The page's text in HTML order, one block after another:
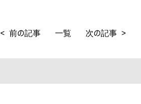
< 前の記事 一覧 次の記事 >